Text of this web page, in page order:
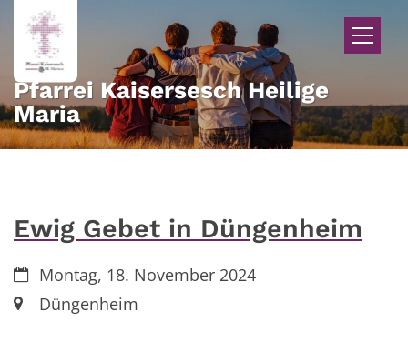
Zum Inhalt springen
Pfarrei Kaisersesch Heilige
Maria
Ewig Gebet in Düngenheim
Datum:Montag, 18. November 2024
Ort:Düngenheim